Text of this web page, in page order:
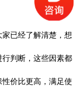
已经了解清楚，想
判断，这些因素都
价比更高，满足使